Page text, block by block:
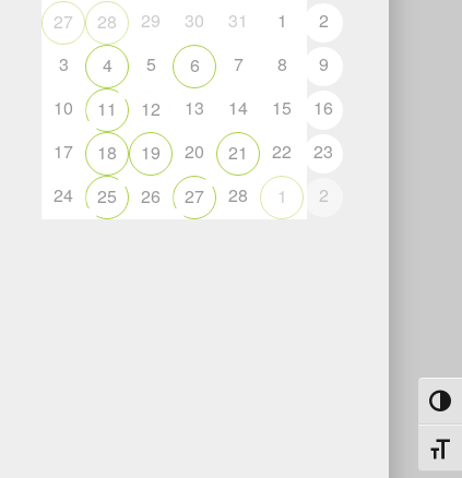
27
28 29 30 31 1
2
3
4 5 6 7 8
9
10
11 12 13 14 15
16
17
18 19 20 21 22
23
24
25 26 27 28 1 2